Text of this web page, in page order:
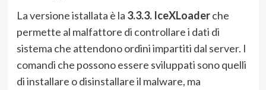
La versione istallata è la 3.3.3. IceXLoaderche
permette al malfattore di controllare i dati di
sistema che attendono ordini impartiti dal server. I
comandi che possono essere sviluppati sono quelli
di installare o disinstallare il malware, ma